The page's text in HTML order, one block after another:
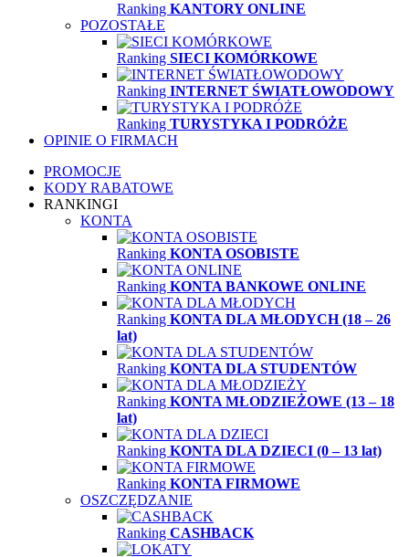
Ranking KANTORY ONLINE
POZOSTAŁE
Ranking SIECI KOMÓRKOWE
Ranking INTERNET ŚWIATŁOWODOWY
Ranking TURYSTYKA I PODRÓŻE
OPINIE O FIRMACH
PROMOCJE
KODY RABATOWE
RANKINGI
KONTA
Ranking KONTA OSOBISTE
Ranking KONTA BANKOWE ONLINE
Ranking KONTA DLA MŁODYCH (18 – 26
lat)
Ranking KONTA DLA STUDENTÓW
Ranking KONTA MŁODZIEŻOWE (13 – 18
lat)
Ranking KONTA DLA DZIECI (0 – 13 lat)
Ranking KONTA FIRMOWE
OSZCZĘDZANIE
Ranking CASHBACK